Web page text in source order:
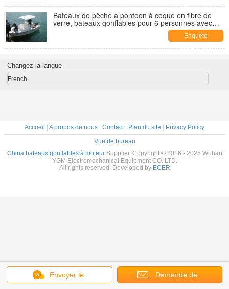
maintenant
Bateaux de pêche à pontoon à coque en fibre de
verre, bateaux gonflables pour 6 personnes avec
Enquête
maintenant
Envoyer le Demande de
Changez la langue
French
Accueil A propos de nous Contact| Plan du site
Privacy Policy
Vue de bureau
China bateaux gonflables à moteurSupplier. Copyright © 2016 - 2025 Wuhan
YGM Electromechanical Equipment CO.,LTD.
All rights reserved. Developed by ECER